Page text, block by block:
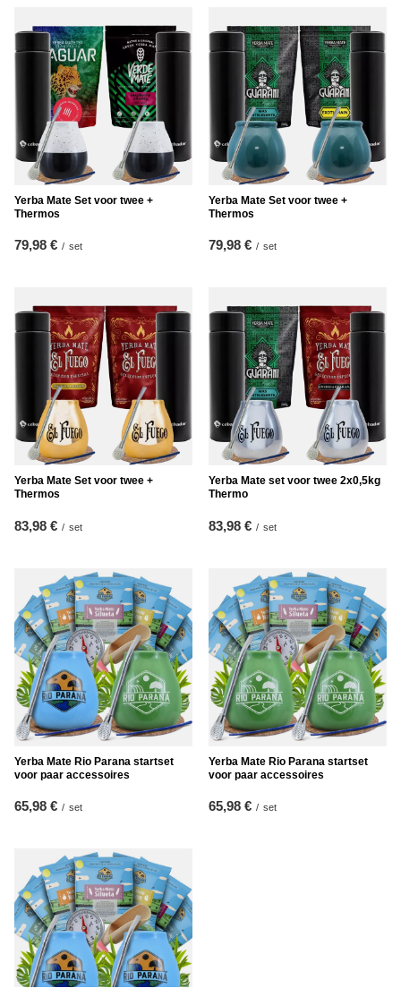
Yerba Mate Set voor twee +
Thermos
79,98 € / set
Yerba Mate Set voor twee +
Thermos
79,98 € / set
Yerba Mate Set voor twee +
Thermos
83,98 € / set
Yerba Mate set voor twee 2x0,5kg
Thermo
83,98 € / set
Yerba Mate Rio Parana startset
voor paar accessoires
65,98 € / set
Yerba Mate Rio Parana startset
voor paar accessoires
65,98 € / set